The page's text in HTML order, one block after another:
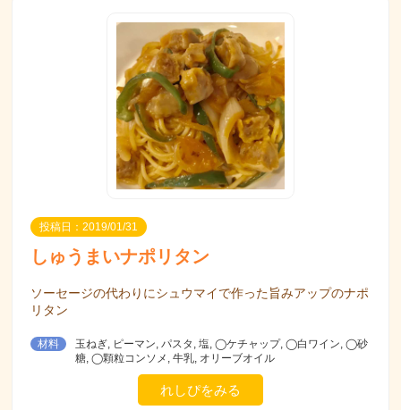
投稿日：2019/01/31
しゅうまいナポリタン
ソーセージの代わりにシュウマイで作った旨みアップのナポ
リタン
材料
玉ねぎ, ピーマン, パスタ, 塩, ◯ケチャップ, ◯白ワイン, ◯砂
糖, ◯顆粒コンソメ, 牛乳, オリーブオイル
れしぴをみる